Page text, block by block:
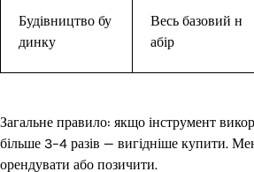
Будівництво бу
динку
Весь базовий н
абір
Загальне правило: якщо інструмент
більше 3–4 разів — вигідніше купити.
орендувати або позичити.